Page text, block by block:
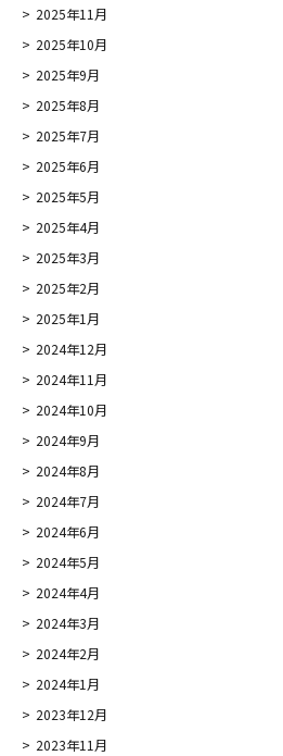
2025年11月
2025年10月
2025年9月
2025年8月
2025年7月
2025年6月
2025年5月
2025年4月
2025年3月
2025年2月
2025年1月
2024年12月
2024年11月
2024年10月
2024年9月
2024年8月
2024年7月
2024年6月
2024年5月
2024年4月
2024年3月
2024年2月
2024年1月
2023年12月
2023年11月